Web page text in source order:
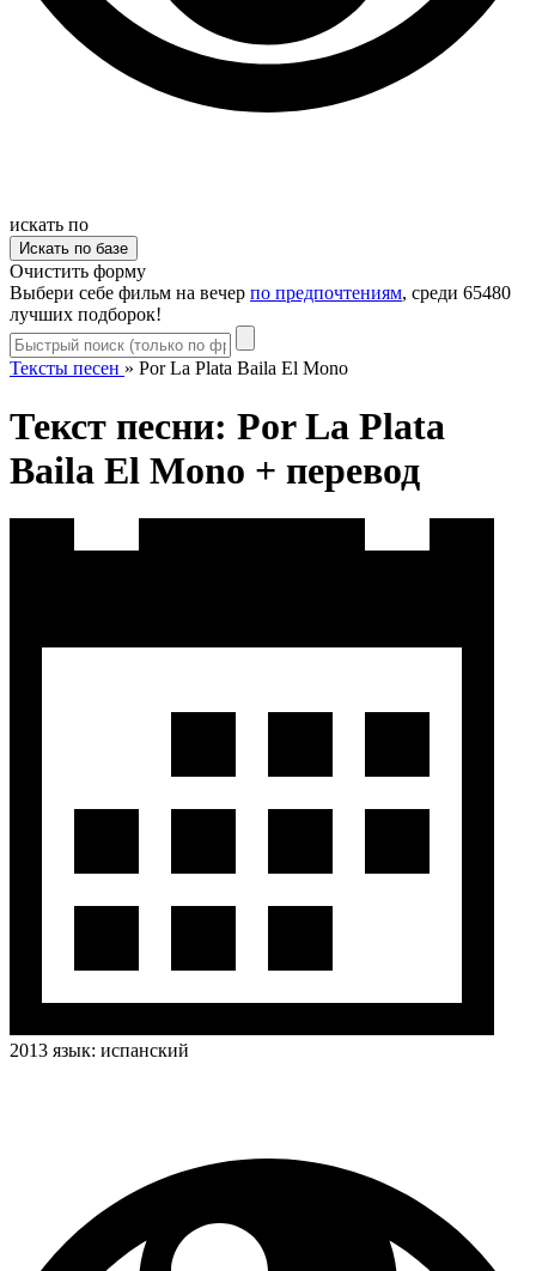
искать по
Очистить форму
Выбери себе фильм на вечер по предпочтениям, среди 65480
лучших подборок!
Тексты песен » Por La Plata Baila El Mono
Текст песни: Por La Plata
Baila El Mono + перевод
2013 язык: испанский